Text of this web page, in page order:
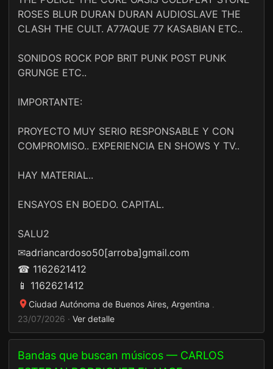
ROSES BLUR DURAN DURAN AUDIOSLAVE THE
CLASH THE CULT. A77AQUE 77 KASABIAN ETC..
SONIDOS ROCK POP BRIT PUNK POST PUNK
GRUNGE ETC..
IMPORTANTE:
PROYECTO MUY SERIO RESPONSABLE Y CON
COMPROMISO.. EXPERIENCIA EN SHOWS Y TV..
HAY MATERIAL..
ENSAYOS EN BOEDO. CAPITAL.
SALU2
✉adriancardoso50[arroba]gmail.com
☎ 1162621412
📱 1162621412
Ciudad Autónoma de Buenos Aires, Argentina ·
23/07/2026 · Ver detalle
Bandas que buscan músicos — CARLOS